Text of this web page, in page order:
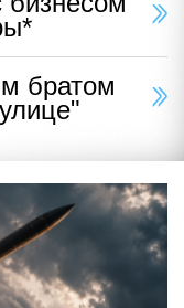
братом